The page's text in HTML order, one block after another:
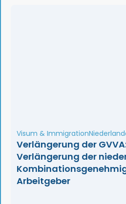
Visum & Immigration
Verlängerung der
Verlängerung der
Arbeitgeber